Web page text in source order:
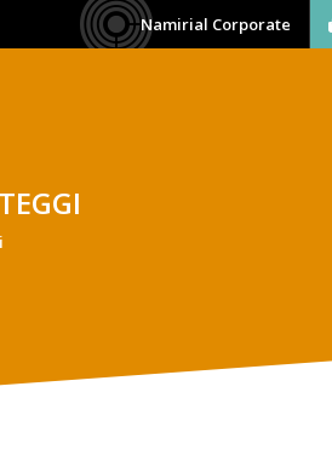
Namirial Corporate